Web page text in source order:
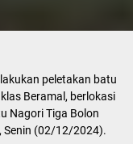
peletakan batu
Beramal, berlokasi
Nagori Tiga Bolon
Senin (02/12/2024).